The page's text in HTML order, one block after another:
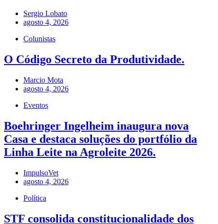
Sergio Lobato
agosto 4, 2026
Colunistas
O Código Secreto da Produtividade.
Marcio Mota
agosto 4, 2026
Eventos
Boehringer Ingelheim inaugura nova
Casa e destaca soluções do portfólio da
Linha Leite na Agroleite 2026.
ImpulsoVet
agosto 4, 2026
Política
STF consolida constitucionalidade dos